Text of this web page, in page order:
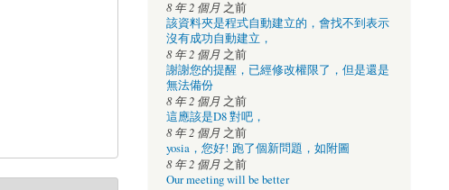
8 年 2 個月之前
該資料夾是程式自動建立的，會找不到表示
沒有成功自動建立，
8 年 2 個月之前
謝謝您的提醒，已經修改權限了，但是還是
無法備份
8 年 2 個月之前
這應該是D8 對吧，
8 年 2 個月之前
yosia，您好! 跑了個新問題，如附圖
8 年 2 個月之前
Our meeting will be better